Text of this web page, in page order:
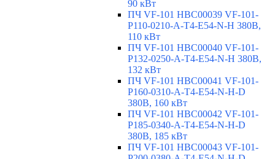
90 кВт
ПЧ VF-101 HBC00039 VF-101-
P110-0210-A-T4-E54-N-H 380В,
110 кВт
ПЧ VF-101 HBC00040 VF-101-
P132-0250-A-T4-E54-N-H 380В,
132 кВт
ПЧ VF-101 HBC00041 VF-101-
P160-0310-A-T4-E54-N-H-D
380В, 160 кВт
ПЧ VF-101 HBC00042 VF-101-
P185-0340-A-T4-E54-N-H-D
380В, 185 кВт
ПЧ VF-101 HBC00043 VF-101-